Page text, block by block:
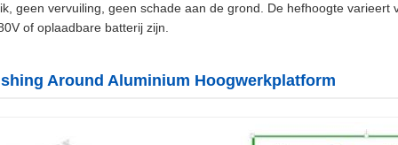
geen vervuiling, geen schade aan de grond. De hefhoogte
of oplaadbare batterij zijn.
Around Aluminium Hoogwerkplatform